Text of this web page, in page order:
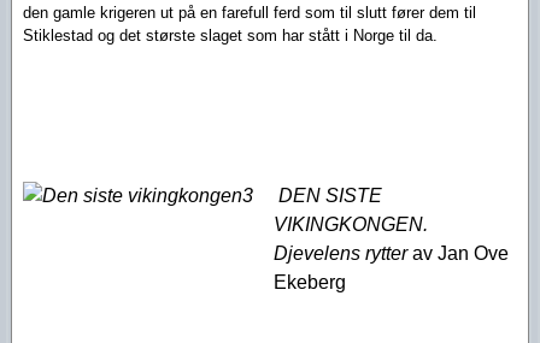
den gamle krigeren ut på en farefull ferd som til slutt fører dem til
Stiklestad og det største slaget som har stått i Norge til da.
DEN SISTE
VIKINGKONGEN.
Djevelens rytterav Jan Ove
Ekeberg